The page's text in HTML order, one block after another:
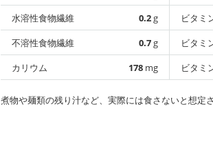
水溶性食物繊維
0.2g
不溶性食物繊維
0.7g
カリウム
178 mg
ビタミ
ビタミ
ビタミ
煮物や麺類の残り汁など、実際には食さないと想定